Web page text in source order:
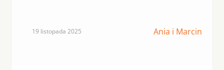
19 listopada 2025 Ania i Marcin